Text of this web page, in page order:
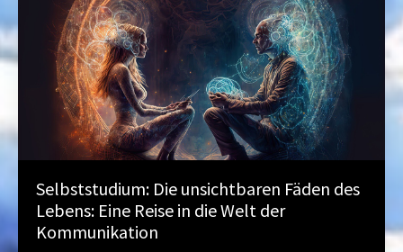
Selbststudium: Die unsichtbaren Fäden des
Lebens: Eine Reise in die Welt der
Kommunikation